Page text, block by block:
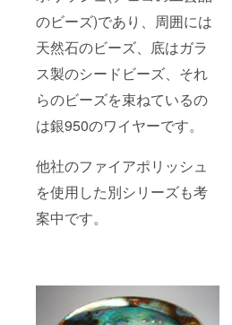
のビーズ)であり、周囲には
天然石のビーズ、底はガラ
ス製のシードビーズ、それ
らのビーズを束ねているの
は銀950のワイヤーです。
他社のファイアポリッシュ
を使用した別シリーズも考
案中です。